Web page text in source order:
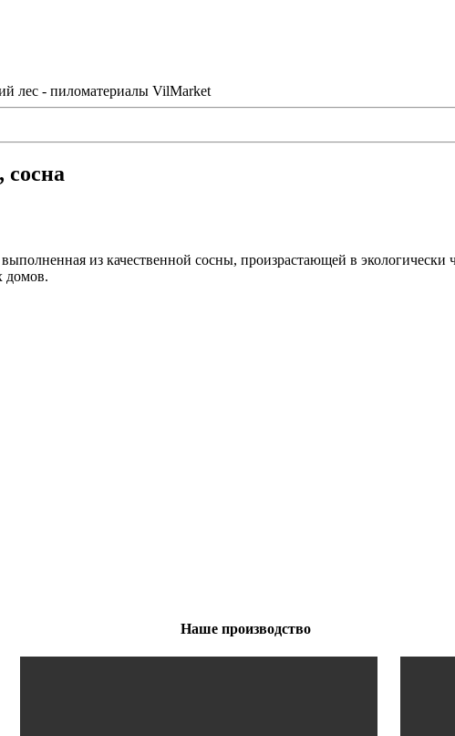
сосна
из качественной сосны, произрастающей в экологически
домов.
Наше производство